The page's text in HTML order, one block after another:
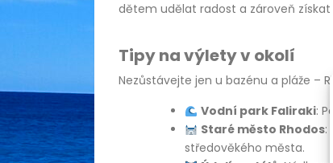
dětem udělat radost a zároveň
Tipy na výlety v okolí
Nezůstávejte jen u bazénu a pláže –
Vodní park Faliraki:
Staré město Rhodos:
středověkého města.